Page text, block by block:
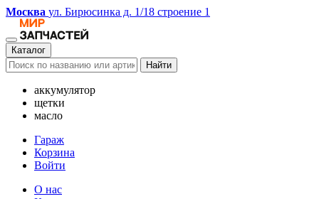
Москва ул. Бирюсинка д. 1/18 строение 1
Каталог
Найти
аккумулятор
щетки
масло
Гараж
Корзина
Войти
О нас